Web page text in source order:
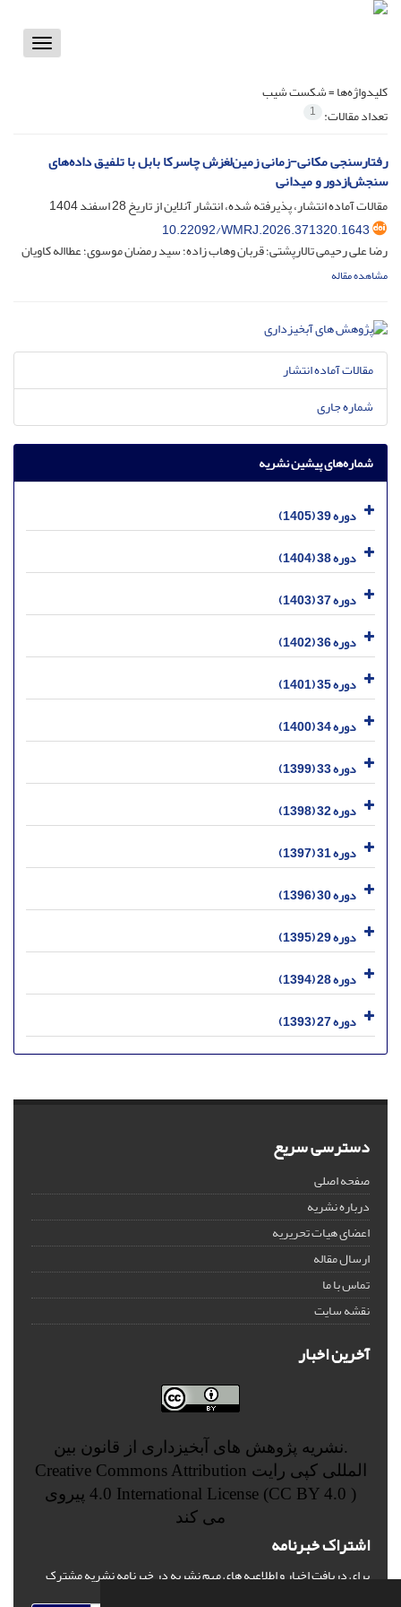
Toggle
کلیدواژه‌ها =شکست شیب
تعداد مقالات: 1
رفتارسنجی مکانی-زمانی زمین‌لغزش چاسرکا بابل با تلفیق داده‌های
سنجش‌ازدور و میدانی
مقالات آماده انتشار، پذیرفته شده، انتشار آنلاین از تاریخ28 اسفند 1404
10.22092/WMRJ.2026.371320.1643
رضا علی رحیمی تالارپشتی؛ قربان وهاب زاده؛ سید رمضان موسوی؛ عطااله کاویان
مشاهده مقاله
مقالات آماده انتشار
شماره جاری
شماره‌های پیشین نشریه
دوره 39 (1405)
دوره 38 (1404)
دوره 37 (1403)
دوره 36 (1402)
دوره 35 (1401)
دوره 34 (1400)
دوره 33 (1399)
دوره 32 (1398)
دوره 31 (1397)
دوره 30 (1396)
دوره 29 (1395)
دوره 28 (1394)
دوره 27 (1393)
دسترسی سریع
صفحه اصلی
درباره نشریه
اعضای هیات تحریریه
ارسال مقاله
تماس با ما
نقشه سایت
آخرین اخبار
.نشریه پژوهش های آبخیزداری از قانون بین
المللی کپی رایت Creative Commons Attribution
4.0 International License (CC BY 4.0 ) پیروی
می کند
اشتراک خبرنامه
برای دریافت اخبار و اطلاعیه های مهم نشریه در خبرنامه نشریه مشترک